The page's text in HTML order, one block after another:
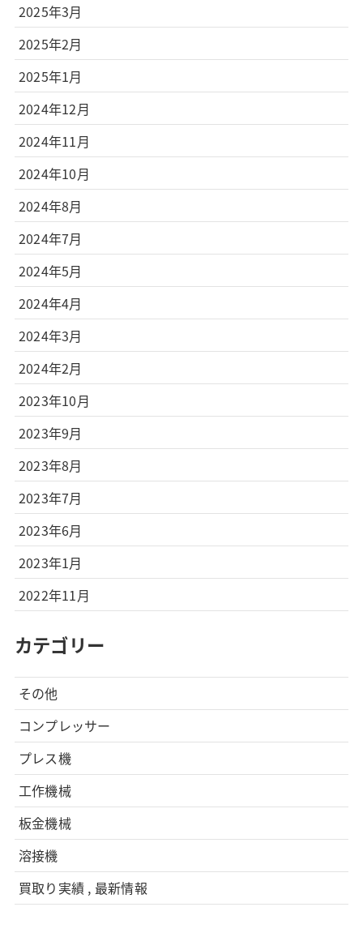
2025年3月
2025年2月
2025年1月
2024年12月
2024年11月
2024年10月
2024年8月
2024年7月
2024年5月
2024年4月
2024年3月
2024年2月
2023年10月
2023年9月
2023年8月
2023年7月
2023年6月
2023年1月
2022年11月
カテゴリー
その他
コンプレッサー
プレス機
工作機械
板金機械
溶接機
買取り実績 , 最新情報